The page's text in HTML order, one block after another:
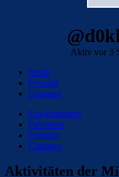
Aktiv vor 3
Profil
Freunde
Gruppen
Erwähnungen
Favoriten
Freunde
Gruppen
Aktivitäten der